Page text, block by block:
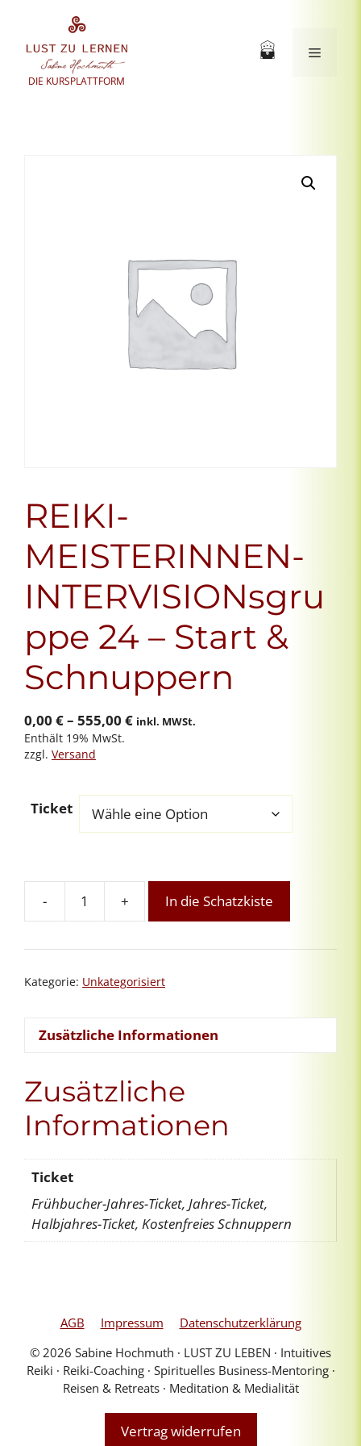
springen
DIE KURSPLATTFORM
Menü
REIKI-
MEISTERINNEN-
INTERVISIONsgru
ppe 24 – Start &
Schnuppern
0,00 €– 555,00 €Preisspanne:
inkl. MWSt.
Enthält 19% MwSt.
zzgl. Versand
Ticket
-
REIKI-
INTERVISIONsgruppe
-
&
+ In die Schatzkiste
Kategorie: Unkategorisiert
Zusätzliche Informationen
Zusätzliche
Informationen
Ticket
Frühbucher-Jahres-Ticket, Jahres-Ticket,
Halbjahres-Ticket, Kostenfreies Schnuppern
AGB Impressum
Datenschutzerklärung
© 2026 Sabine Hochmuth ∙ LUST ZU LEBEN ∙ Intuitives
Reiki ∙ Reiki-Coaching ∙ Spirituelles Business-Mentoring ∙
Reisen & Retreats ∙ Meditation & Medialität
Vertrag widerrufen